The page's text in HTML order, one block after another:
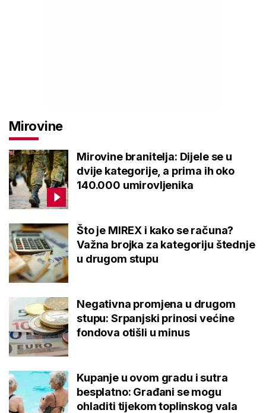
Mirovine
Mirovine branitelja: Dijele se u
dvije kategorije, a prima ih oko
140.000 umirovljenika
Što je MIREX i kako se računa?
Važna brojka za kategoriju štednje
u drugom stupu
Negativna promjena u drugom
stupu: Srpanjski prinosi većine
fondova otišli u minus
Kupanje u ovom gradu i sutra
besplatno: Građani se mogu
ohladiti tijekom toplinskog vala